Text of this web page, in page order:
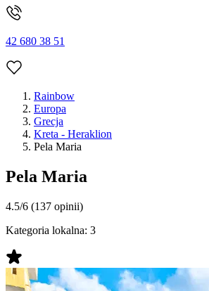
42 680 38 51
Rainbow
Europa
Grecja
Kreta - Heraklion
Pela Maria
Pela Maria
4.5/6 (137 opinii)
Kategoria lokalna: 3